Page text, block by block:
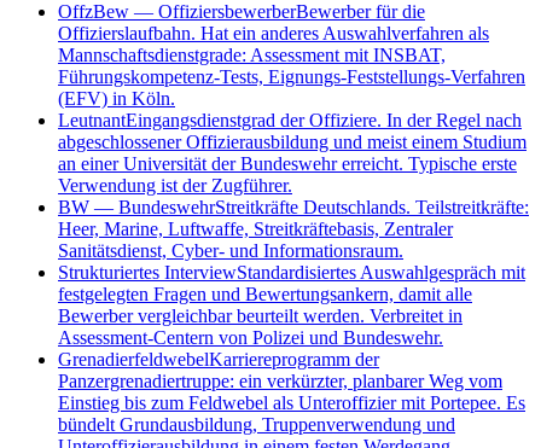
OffzBew — OffiziersbewerberBewerber für die
Offizierslaufbahn. Hat ein anderes Auswahlverfahren als
Mannschaftsdienstgrade: Assessment mit INSBAT,
Führungskompetenz-Tests, Eignungs-Feststellungs-Verfahren
(EFV) in Köln.
LeutnantEingangsdienstgrad der Offiziere. In der Regel nach
abgeschlossener Offizierausbildung und meist einem Studium
an einer Universität der Bundeswehr erreicht. Typische erste
Verwendung ist der Zugführer.
BW — BundeswehrStreitkräfte Deutschlands. Teilstreitkräfte:
Heer, Marine, Luftwaffe, Streitkräftebasis, Zentraler
Sanitätsdienst, Cyber- und Informationsraum.
Strukturiertes InterviewStandardisiertes Auswahlgespräch mit
festgelegten Fragen und Bewertungsankern, damit alle
Bewerber vergleichbar beurteilt werden. Verbreitet in
Assessment-Centern von Polizei und Bundeswehr.
GrenadierfeldwebelKarriereprogramm der
Panzergrenadiertruppe: ein verkürzter, planbarer Weg vom
Einstieg bis zum Feldwebel als Unteroffizier mit Portepee. Es
bündelt Grundausbildung, Truppenverwendung und